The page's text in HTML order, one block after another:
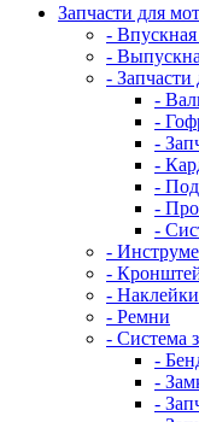
Запчасти для
- Впускная
-
- Запчасти
-
-
-
-
-
-
-
-
-
- Наклейки
- Ремни
- Система
-
-
-